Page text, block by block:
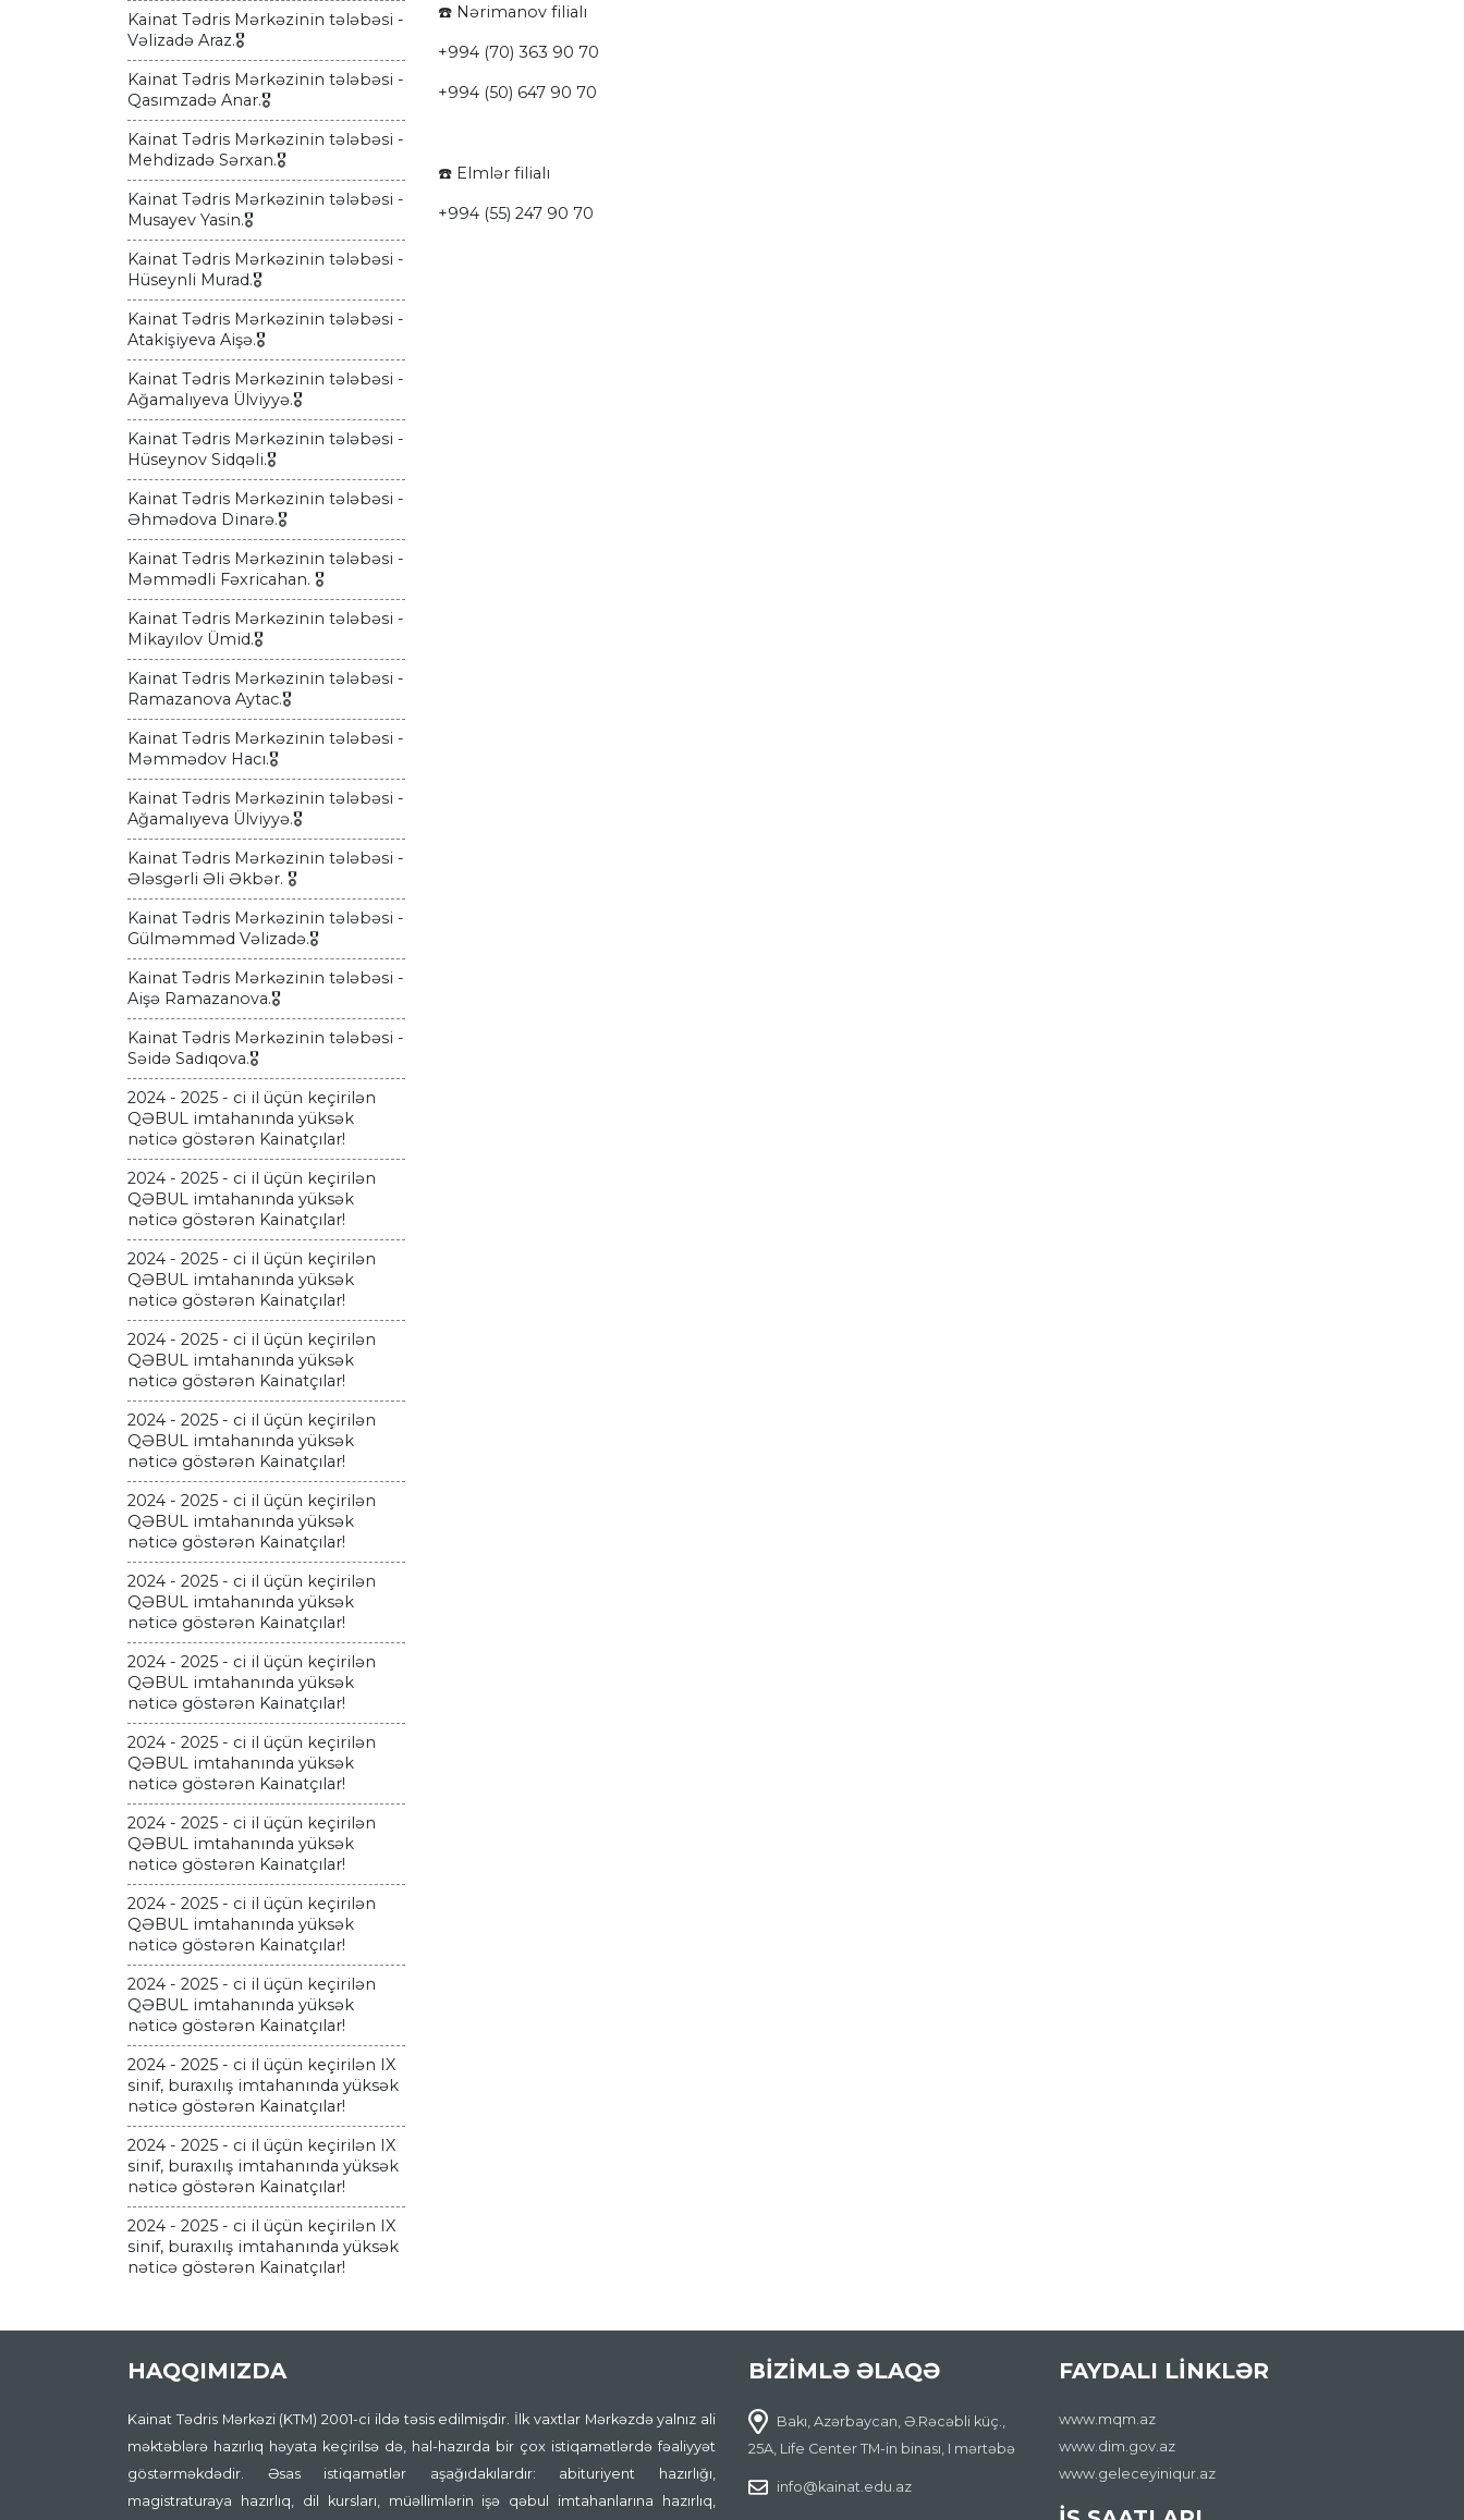
Kainat Tədris Mərkəzinin tələbəsi -
Vəlizadə Araz.🎖
Kainat Tədris Mərkəzinin tələbəsi -
Qasımzadə Anar.🎖
Kainat Tədris Mərkəzinin tələbəsi -
Mehdizadə Sərxan.🎖
Kainat Tədris Mərkəzinin tələbəsi -
Musayev Yasin.🎖
Kainat Tədris Mərkəzinin tələbəsi -
Hüseynli Murad.🎖
Kainat Tədris Mərkəzinin tələbəsi -
Atakişiyeva Aişə.🎖
Kainat Tədris Mərkəzinin tələbəsi -
Ağamalıyeva Ülviyyə.🎖
Kainat Tədris Mərkəzinin tələbəsi -
Hüseynov Sidqəli.🎖
Kainat Tədris Mərkəzinin tələbəsi -
Əhmədova Dinarə.🎖
Kainat Tədris Mərkəzinin tələbəsi -
Məmmədli Fəxricahan. 🎖
Kainat Tədris Mərkəzinin tələbəsi -
Mikayılov Ümid.🎖
Kainat Tədris Mərkəzinin tələbəsi -
Ramazanova Aytac.🎖
Kainat Tədris Mərkəzinin tələbəsi -
Məmmədov Hacı.🎖
Kainat Tədris Mərkəzinin tələbəsi -
Ağamalıyeva Ülviyyə.🎖
Kainat Tədris Mərkəzinin tələbəsi -
Ələsgərli Əli Əkbər. 🎖
Kainat Tədris Mərkəzinin tələbəsi -
Gülməmməd Vəlizadə.🎖
Kainat Tədris Mərkəzinin tələbəsi -
Aişə Ramazanova.🎖
Kainat Tədris Mərkəzinin tələbəsi -
Səidə Sadıqova.🎖
2024 - 2025 - ci il üçün keçirilən
QƏBUL imtahanında yüksək
nəticə göstərən Kainatçılar!
2024 - 2025 - ci il üçün keçirilən
QƏBUL imtahanında yüksək
nəticə göstərən Kainatçılar!
2024 - 2025 - ci il üçün keçirilən
QƏBUL imtahanında yüksək
nəticə göstərən Kainatçılar!
2024 - 2025 - ci il üçün keçirilən
QƏBUL imtahanında yüksək
nəticə göstərən Kainatçılar!
2024 - 2025 - ci il üçün keçirilən
QƏBUL imtahanında yüksək
nəticə göstərən Kainatçılar!
2024 - 2025 - ci il üçün keçirilən
QƏBUL imtahanında yüksək
nəticə göstərən Kainatçılar!
2024 - 2025 - ci il üçün keçirilən
QƏBUL imtahanında yüksək
nəticə göstərən Kainatçılar!
2024 - 2025 - ci il üçün keçirilən
QƏBUL imtahanında yüksək
nəticə göstərən Kainatçılar!
2024 - 2025 - ci il üçün keçirilən
QƏBUL imtahanında yüksək
nəticə göstərən Kainatçılar!
2024 - 2025 - ci il üçün keçirilən
QƏBUL imtahanında yüksək
nəticə göstərən Kainatçılar!
2024 - 2025 - ci il üçün keçirilən
QƏBUL imtahanında yüksək
nəticə göstərən Kainatçılar!
2024 - 2025 - ci il üçün keçirilən
QƏBUL imtahanında yüksək
nəticə göstərən Kainatçılar!
2024 - 2025 - ci il üçün keçirilən IX
sinif, buraxılış imtahanında yüksək
nəticə göstərən Kainatçılar!
2024 - 2025 - ci il üçün keçirilən IX
sinif, buraxılış imtahanında yüksək
nəticə göstərən Kainatçılar!
2024 - 2025 - ci il üçün keçirilən IX
sinif, buraxılış imtahanında yüksək
nəticə göstərən Kainatçılar!
☎️ Nərimanov filialı
+994 (70) 363 90 70
+994 (50) 647 90 70
☎️ Elmlər filialı
+994 (55) 247 90 70
HAQQIMIZDA
Kainat Tədris Mərkəzi (KTM) 2001-ci ildə təsis edilmişdir. İlk vaxtlar Mərkəzdə yalnız ali
məktəblərə hazırlıq həyata keçirilsə də, hal-hazırda bir çox istiqamətlərdə fəaliyyət
göstərməkdədir. Əsas istiqamətlər aşağıdakılardır: abituriyent hazırlığı,
magistraturaya hazırlıq, dil kursları, müəllimlərin işə qəbul imtahanlarına hazırlıq,
BİZİMLƏ ƏLAQƏ
Bakı, Azərbaycan, Ə.Rəcəbli küç.,
25A, Life Center TM-in binası, I mərtəbə
info@kainat.edu.az
FAYDALI LİNKLƏR
www.mqm.az
www.dim.gov.az
www.geleceyiniqur.az